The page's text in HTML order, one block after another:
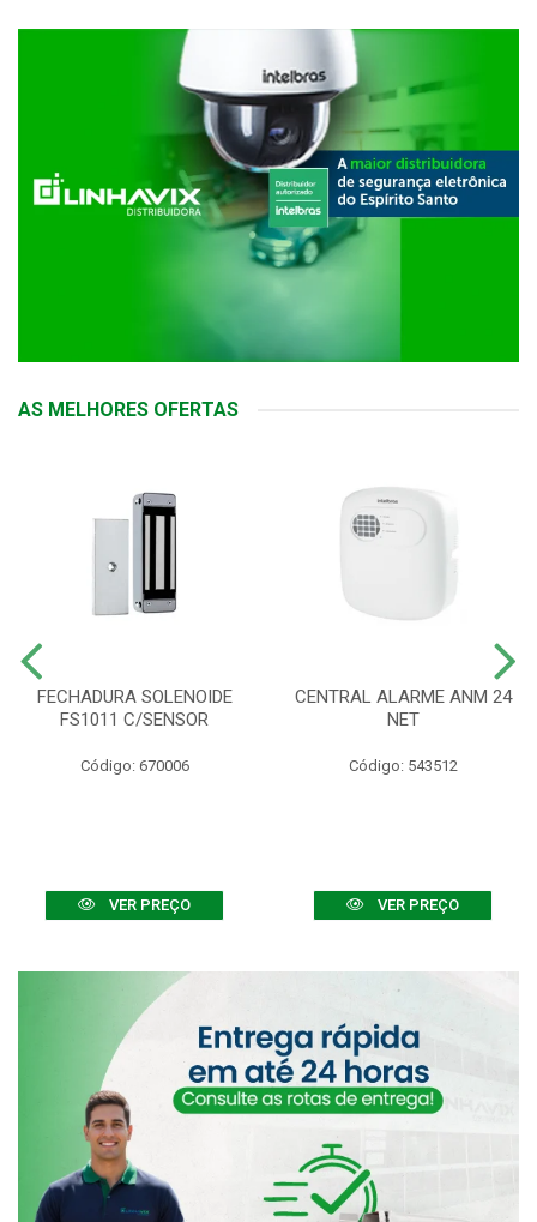
AS MELHORES OFERTAS
FECHADURA SOLENOIDE
FS1011 C/SENSOR
Código: 670006
VER PREÇO
CENTRAL ALARME ANM 24
NET
Código: 543512
VER PREÇO